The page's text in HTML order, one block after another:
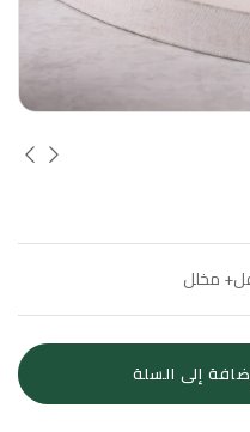
مخلل
إلى السلة